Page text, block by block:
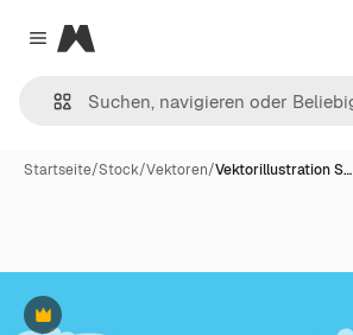
Close menu
Magnific
Startseite/Stock/Vektoren/Vektorillustration S…
Premium